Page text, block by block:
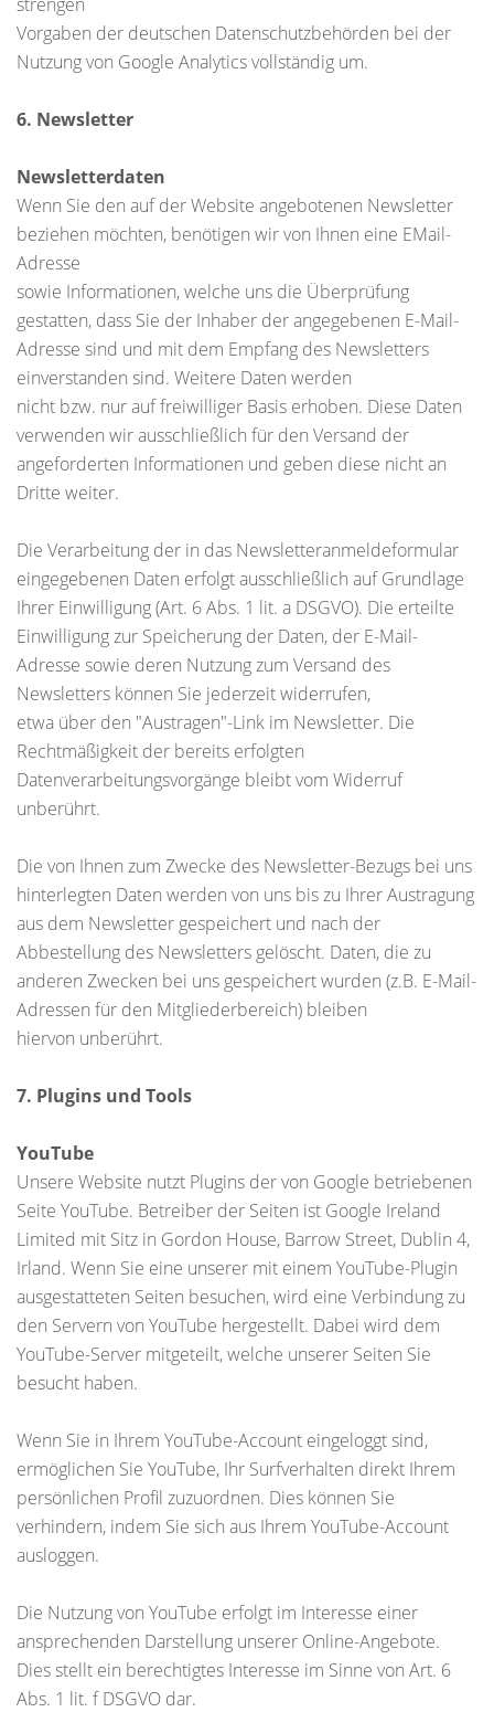
Vorgaben der deutschen Datenschutzbehörden bei der
Nutzung von Google Analytics vollständig um.
6. Newsletter
Newsletterdaten
Wenn Sie den auf der Website angebotenen Newsletter
beziehen möchten, benötigen wir von Ihnen eine EMail-
Adresse
sowie Informationen, welche uns die Überprüfung
gestatten, dass Sie der Inhaber der angegebenen E-Mail-
Adresse sind und mit dem Empfang des Newsletters
einverstanden sind. Weitere Daten werden
nicht bzw. nur auf freiwilliger Basis erhoben. Diese Daten
verwenden wir ausschließlich für den Versand der
angeforderten Informationen und geben diese nicht an
Dritte weiter.
Die Verarbeitung der in das Newsletteranmeldeformular
eingegebenen Daten erfolgt ausschließlich auf Grundlage
Ihrer Einwilligung (Art. 6 Abs. 1 lit. a DSGVO). Die erteilte
Einwilligung zur Speicherung der Daten, der E-Mail-
Adresse sowie deren Nutzung zum Versand des
Newsletters können Sie jederzeit widerrufen,
etwa über den "Austragen"-Link im Newsletter. Die
Rechtmäßigkeit der bereits erfolgten
Datenverarbeitungsvorgänge bleibt vom Widerruf
unberührt.
Die von Ihnen zum Zwecke des Newsletter-Bezugs bei uns
hinterlegten Daten werden von uns bis zu Ihrer Austragung
aus dem Newsletter gespeichert und nach der
Abbestellung des Newsletters gelöscht. Daten, die zu
anderen Zwecken bei uns gespeichert wurden (z.B. E-Mail-
Adressen für den Mitgliederbereich) bleiben
hiervon unberührt.
7. Plugins und Tools
YouTube
Unsere Website nutzt Plugins der von Google betriebenen
Seite YouTube. Betreiber der Seiten ist Google Ireland
Limited mit Sitz in Gordon House, Barrow Street, Dublin 4,
Irland. Wenn Sie eine unserer mit einem YouTube-Plugin
ausgestatteten Seiten besuchen, wird eine Verbindung zu
den Servern von YouTube hergestellt. Dabei wird dem
YouTube-Server mitgeteilt, welche unserer Seiten Sie
besucht haben.
Wenn Sie in Ihrem YouTube-Account eingeloggt sind,
ermöglichen Sie YouTube, Ihr Surfverhalten direkt Ihrem
persönlichen Profil zuzuordnen. Dies können Sie
verhindern, indem Sie sich aus Ihrem YouTube-Account
ausloggen.
Die Nutzung von YouTube erfolgt im Interesse einer
ansprechenden Darstellung unserer Online-Angebote.
Dies stellt ein berechtigtes Interesse im Sinne von Art. 6
Abs. 1 lit. f DSGVO dar.